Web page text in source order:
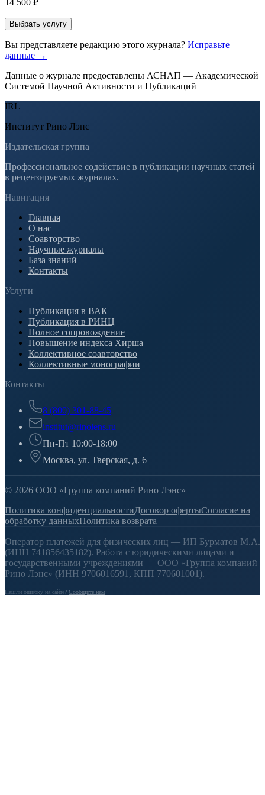
14 500 ₽
Выбрать услугу
Вы представляете редакцию этого журнала? Исправьте
данные →
Данные о журнале предоставлены АСНАП — Академической
Системой Научной Активности и Публикаций
IRL
Институт Рино Лэнс
Издательская группа
Профессиональное содействие в публикации научных статей
в рецензируемых журналах.
Навигация
Главная
О нас
Соавторство
Научные журналы
База знаний
Контакты
Услуги
Публикация в ВАК
Публикация в РИНЦ
Полное сопровождение
Повышение индекса Хирша
Коллективное соавторство
Коллективные монографии
Контакты
8 (800) 301-88-45
institut@rinolens.ru
Пн-Пт 10:00-18:00
Москва, ул. Тверская, д. 6
© 2026 ООО «Группа компаний Рино Лэнс»
Политика конфиденциальностиДоговор офертыСогласие на
обработку данныхПолитика возврата
Оператор платежей для физических лиц — ИП Бурматов М.А.
(ИНН 741856435182). Работа с юридическими лицами и
государственными учреждениями — ООО «Группа компаний
Рино Лэнс» (ИНН 9706016591, КПП 770601001).
Нашли ошибку на сайте? Сообщите нам